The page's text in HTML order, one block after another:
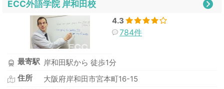
ECC外語学院 岸和田校
4.3
784件
最寄駅 岸和田駅から 徒歩1分
住所
大阪府岸和田市宮本町16-15